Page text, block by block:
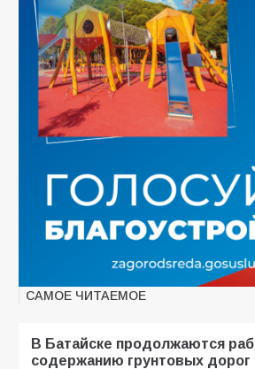
САМОЕ ЧИТАЕМОЕ
В Батайске продолжаются
содержанию грунтовых дорог